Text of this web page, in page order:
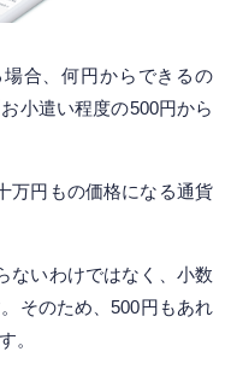
場合、何円からできるの
小遣い程度の500円から
万円もの価格になる通貨
ないわけではなく、小数
そのため、500円もあれ
。